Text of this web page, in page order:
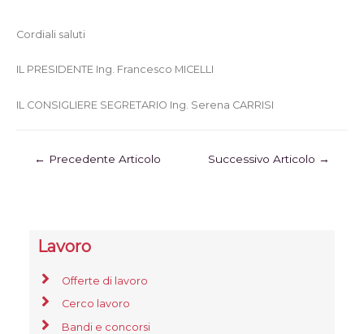
Cordiali saluti
IL PRESIDENTE Ing. Francesco MICELLI
IL CONSIGLIERE SEGRETARIO Ing. Serena CARRISI
← Precedente Articolo Successivo Articolo →
Lavoro
Offerte di lavoro
Cerco lavoro
Bandi e concorsi